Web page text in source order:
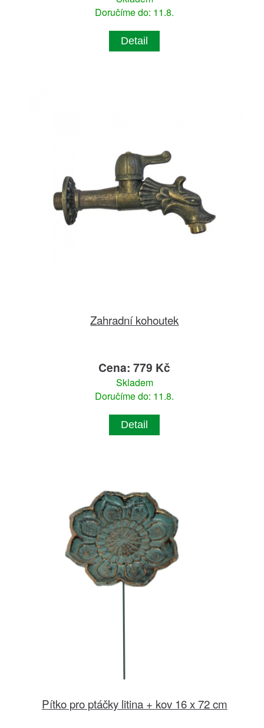
Doručíme do: 11.8.
Detail
Zahradní kohoutek
Cena: 779 Kč
Skladem
Doručíme do: 11.8.
Detail
Pítko pro ptáčky litina + kov 16 x 72 cm